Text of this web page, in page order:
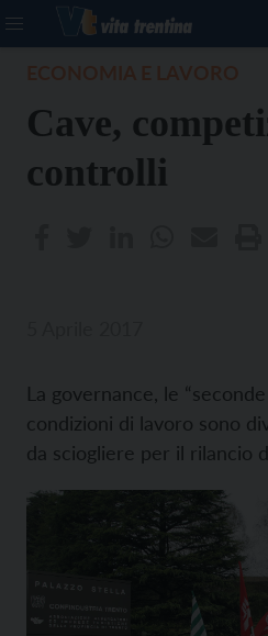
Cave,
controlli
La governance, le
condizioni di lavoro sono
da sciogliere per il rilancio